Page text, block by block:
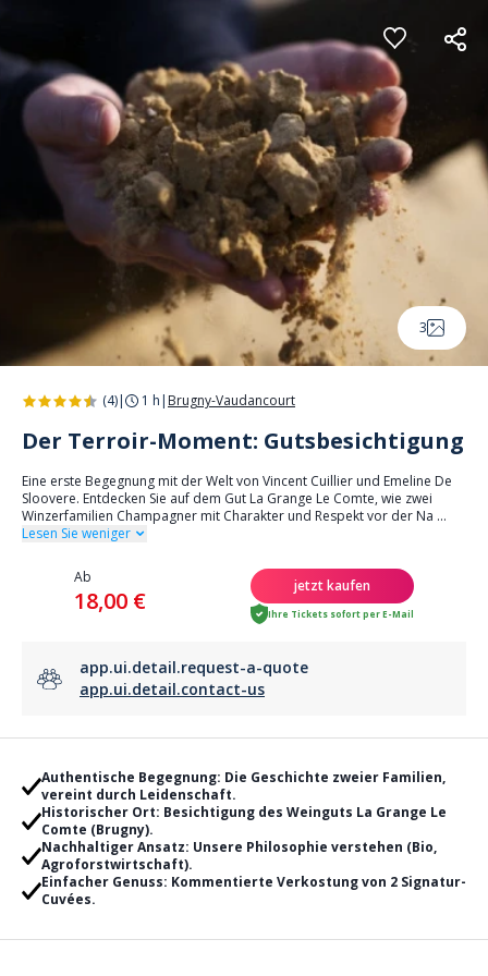
3
(4)| 1 h | Brugny-Vaudancourt
Der Terroir-Moment: Gutsbesichtigung
Eine erste Begegnung mit der Welt von Vincent Cuillier und Emeline De
Sloovere. Entdecken Sie auf dem Gut La Grange Le Comte, wie zwei
Winzerfamilien Champagner mit Charakter und Respekt vor der Na ...
Lesen Sie weniger
Ab
18,00 €
jetzt kaufen
Ihre Tickets sofort per E-Mail
app.ui.detail.request-a-quote
app.ui.detail.contact-us
Authentische Begegnung: Die Geschichte zweier Familien,
vereint durch Leidenschaft.
Historischer Ort: Besichtigung des Weinguts La Grange Le
Comte (Brugny).
Nachhaltiger Ansatz: Unsere Philosophie verstehen (Bio,
Agroforstwirtschaft).
Einfacher Genuss: Kommentierte Verkostung von 2 Signatur-
Cuvées.